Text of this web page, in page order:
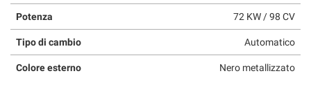
Potenza 72 KW / 98 CV
Tipo di cambio Automatico
Colore esterno Nero metallizzato